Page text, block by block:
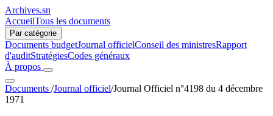
Archives.sn
AccueilTous les documents
Par catégorie
Documents budgetJournal officielConseil des ministresRapport
d'auditStratégiesCodes généraux
À propos
Documents /Journal officiel/Journal Officiel n°4198 du 4 décembre
1971